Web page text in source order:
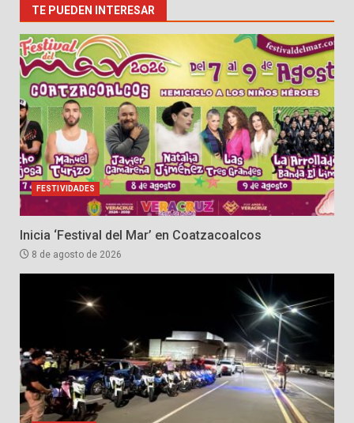
TE PUEDEN INTERESAR
FESTIVIDADES
Inicia ‘Festival del Mar’ en Coatzacoalcos
8 de agosto de 2026